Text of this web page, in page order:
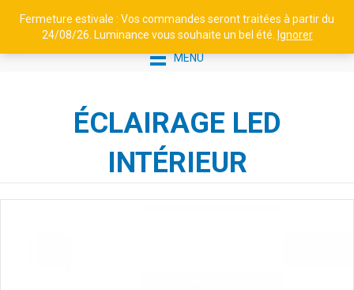
Fermeture estivale : Vos commandes seront traitées à partir du
24/08/26. Luminance vous souhaite un bel été.
Ignorer
MENU
ÉCLAIRAGE LED
INTÉRIEUR